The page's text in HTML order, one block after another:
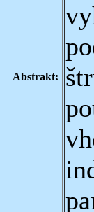
Abstrakt: